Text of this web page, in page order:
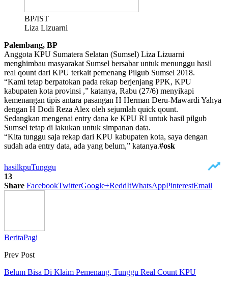
BP/IST
Liza Lizuarni
Palembang, BP
Anggota KPU Sumatera Selatan (Sumsel) Liza Lizuarni
menghimbau masyarakat Sumsel bersabar untuk menunggu hasil
real qount dari KPU terkait pemenang Pilgub Sumsel 2018.
“Kami tetap berpatokan pada rekap berjenjang PPK, KPU
kabupaten kota provinsi ,” katanya, Rabu (27/6) menyikapi
kemenangan tipis antara pasangan H Herman Deru-Mawardi Yahya
dengan H Dodi Reza Alex oleh sejumlah quick qount.
Sedangkan mengenai entry dana ke KPU RI untuk hasil pilgub
Sumsel tetap di lakukan untuk simpanan data.
“Kita tunggu saja rekap dari KPU kabupaten kota, saya dengan
sudah ada entry data, ada yang belum,” katanya.#osk
hasilkpuTunggu
13
Share FacebookTwitterGoogle+ReddItWhatsAppPinterestEmail
BeritaPagi
Prev Post
Belum Bisa Di Klaim Pemenang, Tunggu Real Count KPU